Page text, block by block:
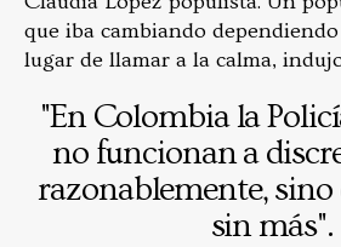
que iba cambiando
lugar de llamar a la calma,
"En Colombia la
no funcionan a
razonablemente, sino
sin más".